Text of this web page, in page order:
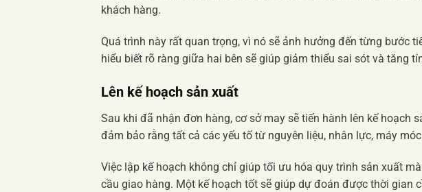
khách hàng.
Quá trình này rất quan trọng, vì nó sẽ ảnh hưởng đến từng bước
hiểu biết rõ ràng giữa hai bên sẽ giúp giảm thiểu sai sót và tăng
Lên kế hoạch sản xuất
Sau khi đã nhận đơn hàng, cơ sở may sẽ tiến hành lên kế hoạch
đảm bảo rằng tất cả các yếu tố từ nguyên liệu, nhân lực, máy
Việc lập kế hoạch không chỉ giúp tối ưu hóa quy trình sản xuất
cầu giao hàng. Một kế hoạch tốt sẽ giúp dự đoán được thời gian